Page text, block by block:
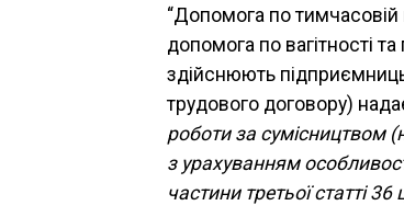
“Допомога по
допомога по вагітності
здійснюють
трудового договору)
роботи за сумісництвом
з урахуванням
частини третьої статті